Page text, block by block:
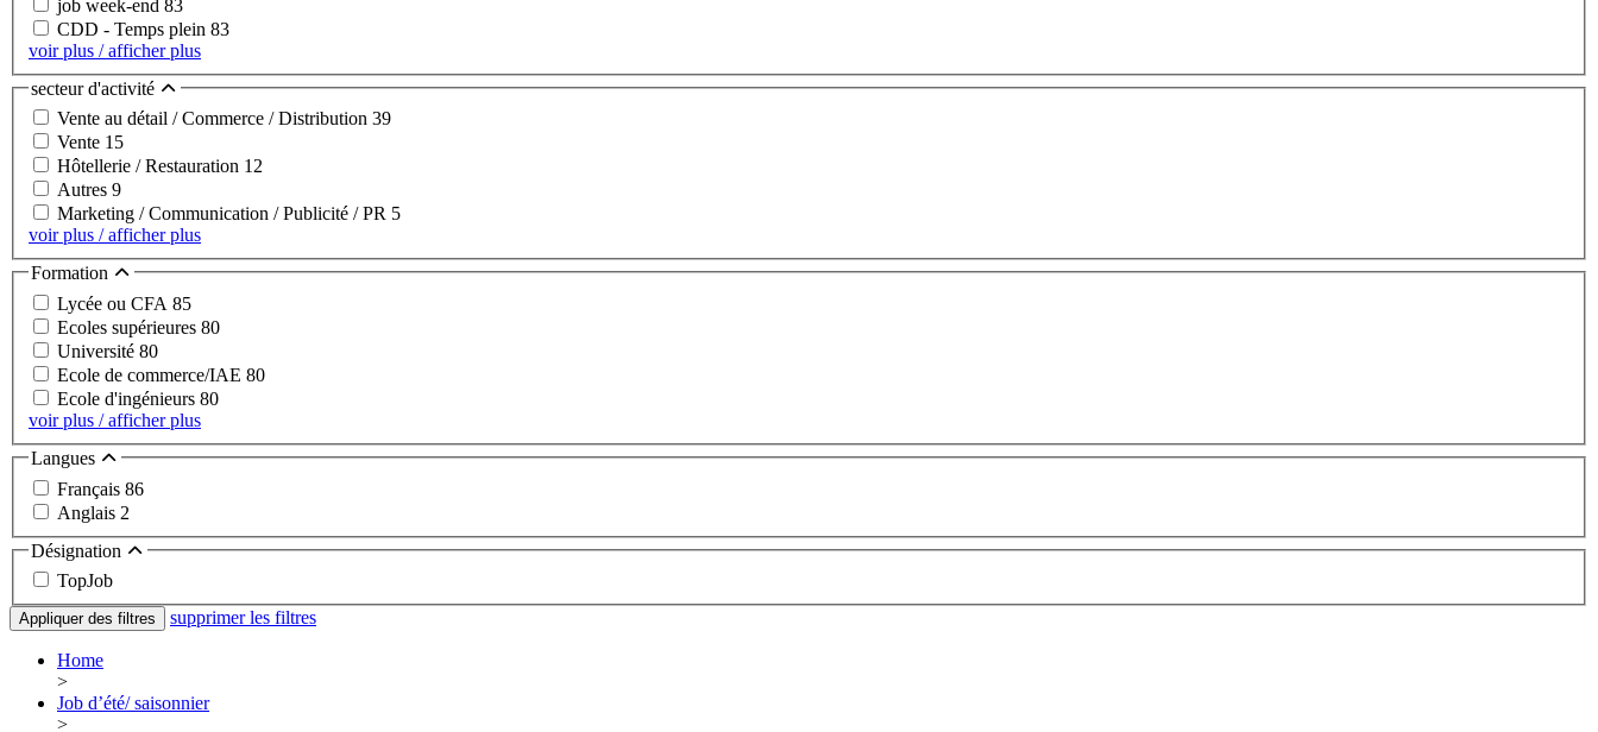
job week-end 83
CDD - Temps plein 83
voir plus / afficher plus
secteur d'activité
Vente au détail / Commerce / Distribution 39
Vente 15
Hôtellerie / Restauration 12
Autres 9
Marketing / Communication / Publicité / PR 5
voir plus / afficher plus
Formation
Lycée ou CFA 85
Ecoles supérieures 80
Université 80
Ecole de commerce/IAE 80
Ecole d'ingénieurs 80
voir plus / afficher plus
Langues
Français 86
Anglais 2
Désignation
TopJob
Appliquer des filtres supprimer les filtres
Home
>
Job d’été/ saisonnier
>